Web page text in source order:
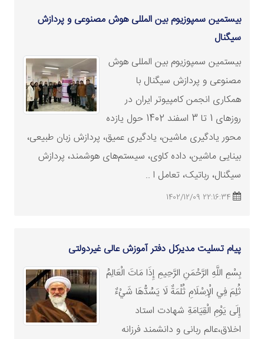
بیستمین سمپوزیوم بین المللی هوش مصنوعی و پردازش
سیگنال
بیستمین سمپوزیوم بین المللی هوش
مصنوعی و پردازش سیگنال با
همکاری انجمن کامپیوتر ایران در
روزهای 1 تا 3 اسفند 1402 حول یازده
محور یادگیری ماشین، یادگیری عمیق، پردازش زبان طبیعی،
بینایی ماشین، داده کاوی، سیستم‌های هوشمند، پردازش
سیگنال، رباتیک، تعامل ا ..
22:16:34 1402/12/09
پیام تسلیت مدیرکل دفتر آموزش عالی غیردولتی
بِسْمِ اللَّهِ الرَّحْمَنِ الرَّحِيمِ إِذَا مَاتَ الْعَالِمُ
ثُلِمَ فِي الْإِسْلَامِ ثُلْمَةٌ لَا يَسُدُّهَا شَيْءٌ
إِلَى يَوْمِ الْقِيَامَةِ شهادت استاد
اخلاق،عالم ربانی و دانشمند فرزانه